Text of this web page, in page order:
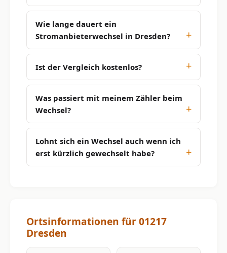
Wie lange dauert ein
Stromanbieterwechsel in Dresden?
Ist der Vergleich kostenlos?
Was passiert mit meinem Zähler beim
Wechsel?
Lohnt sich ein Wechsel auch wenn ich
erst kürzlich gewechselt habe?
Ortsinformationen für 01217
Dresden